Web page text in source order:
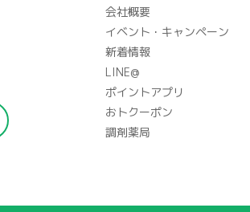
会社概要
イベント・キャンペーン
新着情報
LINE@
ポイントアプリ
おトクーポン
調剤薬局